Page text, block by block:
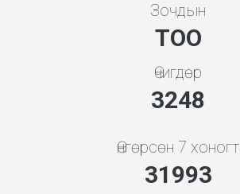
Зочдын
ТОО
Өчигдөр
3480
Өнгөрсөн 7 хоногт
34278